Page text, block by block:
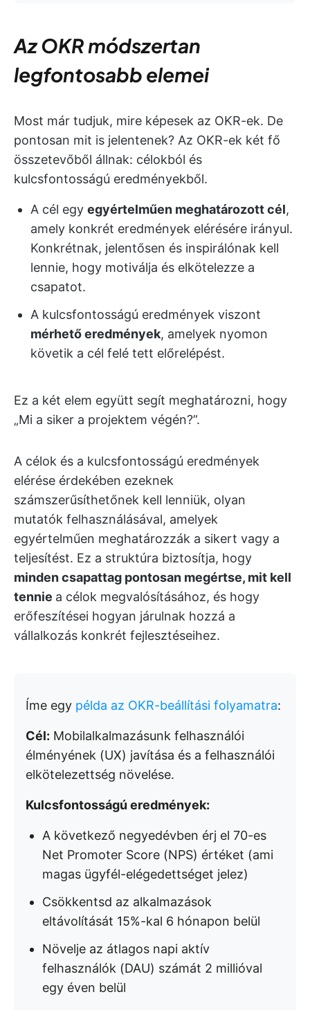
Az OKR módszertan
legfontosabb elemei
Most már tudjuk, mire képesek az OKR-ek. De
pontosan mit is jelentenek? Az OKR-ek két fő
összetevőből állnak: célokból és
kulcsfontosságú eredményekből.
A cél egy egyértelműen meghatározott cél,
amely konkrét eredmények elérésére irányul.
Konkrétnak, jelentősen és inspirálónak kell
lennie, hogy motiválja és elkötelezze a
csapatot.
A kulcsfontosságú eredmények viszont
mérhető eredmények, amelyek nyomon
követik a cél felé tett előrelépést.
Ez a két elem együtt segít meghatározni, hogy
„Mi a siker a projektem végén?”.
A célok és a kulcsfontosságú eredmények
elérése érdekében ezeknek
számszerűsíthetőnek kell lenniük, olyan
mutatók felhasználásával, amelyek
egyértelműen meghatározzák a sikert vagy a
teljesítést. Ez a struktúra biztosítja, hogy
minden csapattag pontosan megértse, mit kell
tennie a célok megvalósításához, és hogy
erőfeszítései hogyan járulnak hozzá a
vállalkozás konkrét fejlesztéseihez.
Íme egy példa az OKR-beállítási folyamatra:
Cél: Mobilalkalmazásunk felhasználói
élményének (UX) javítása és a felhasználói
elkötelezettség növelése.
Kulcsfontosságú eredmények:
A következő negyedévben érj el 70-es
Net Promoter Score (NPS) értéket (ami
magas ügyfél-elégedettséget jelez)
Csökkentsd az alkalmazások
eltávolítását 15%-kal 6 hónapon belül
Növelje az átlagos napi aktív
felhasználók (DAU) számát 2 millióval
egy éven belül